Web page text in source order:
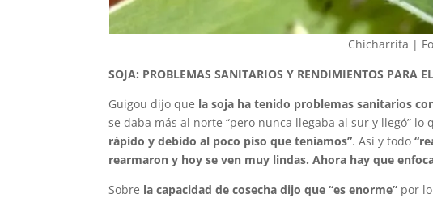
Chicharrita |
SOJA: PROBLEMAS SANITARIOS Y RENDIMIENTOS PARA
Guigou dijo que la soja ha tenido problemas sanitarios
se daba más al norte “pero nunca llegaba al sur y llegó” lo
rápido y debido al poco piso que teníamos”. Así y todo
rearmaron y hoy se ven muy lindas. Ahora hay que
Sobre la capacidad de cosecha dijo que “es enorme” por